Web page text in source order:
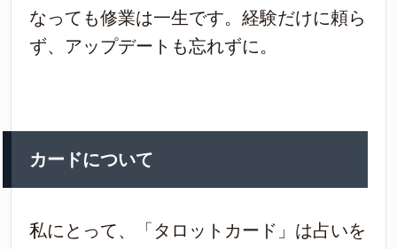
なっても修業は一生です。経験だけに頼ら
ず、アップデートも忘れずに。
カードについて
私にとって、「タロットカード」は占いを